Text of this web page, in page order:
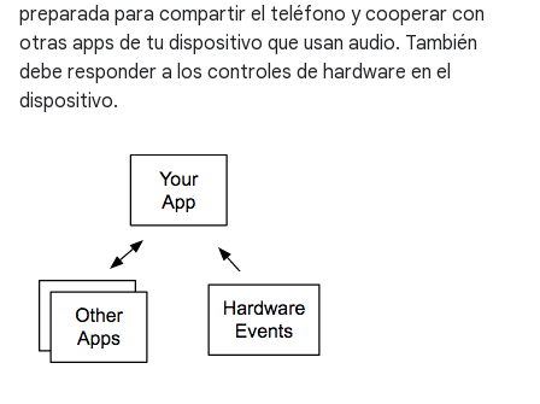
preparada para compartir el teléfono y cooperar con
otras apps de tu dispositivo que usan audio. También
debe responder a los controles de hardware en el
dispositivo.